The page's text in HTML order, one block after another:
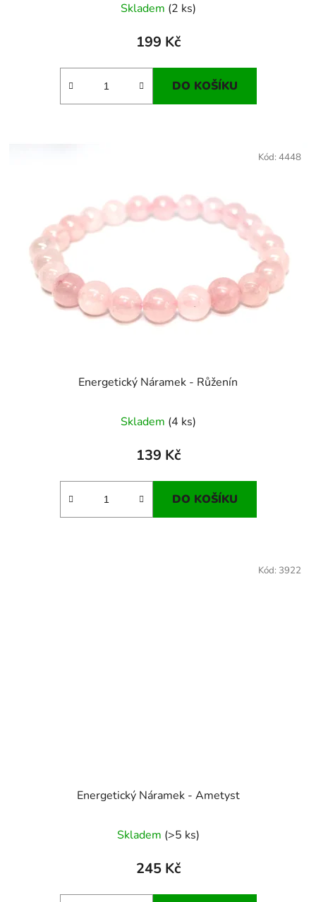
Skladem (2 ks)
199 Kč
DO KOŠÍKU
Energetický Náramek - Růženín
Skladem (4 ks)
139 Kč
DO KOŠÍKU
Kód: 4448
Energetický Náramek - Ametyst
Skladem (>5 ks)
245 Kč
Kód: 3922